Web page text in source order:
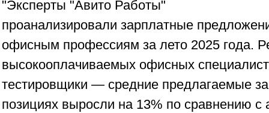
"Эксперты "Авито Работы"
проанализировали зарплатные
офисным профессиям за лето 2025 года.
высокооплачиваемых офисных
тестировщики — средние предлагаемые
позициях выросли на 13% по сравнению